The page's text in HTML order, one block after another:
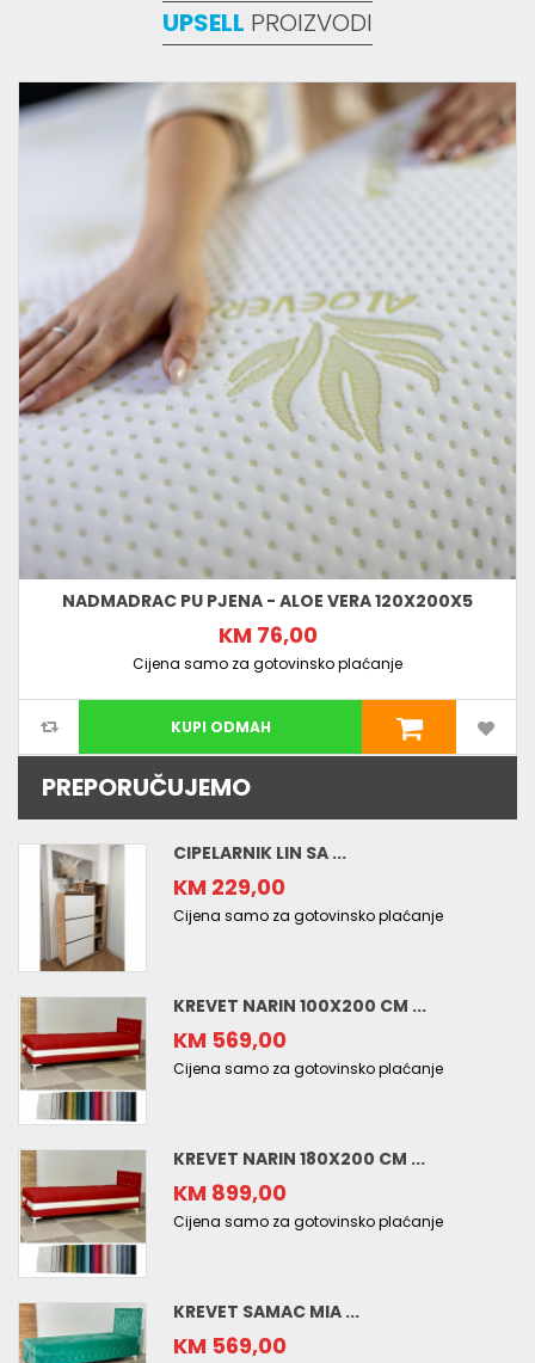
UPSELL PROIZVODI
NADMADRAC PU PJENA - ALOE VERA 120X200X5
KM 76,00
Cijena samo za gotovinsko plaćanje
KUPI ODMAH
PREPORUČUJEMO
CIPELARNIK LIN SA ...
KM 229,00
Cijena samo za gotovinsko plaćanje
KREVET NARIN 100X200 CM ...
KM 569,00
Cijena samo za gotovinsko plaćanje
KREVET NARIN 180X200 CM ...
KM 899,00
Cijena samo za gotovinsko plaćanje
KREVET SAMAC MIA ...
KM 569,00